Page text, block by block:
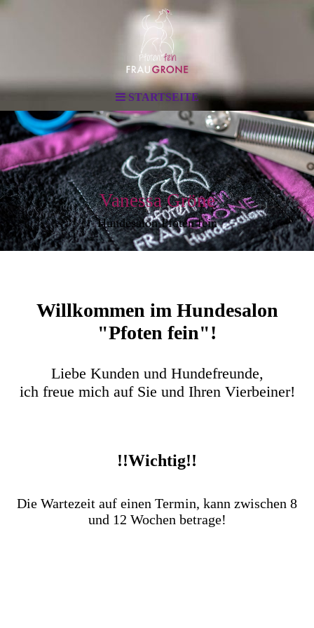
STARTSEITE
Vanessa Gröne
Hundesalon Pfoten fein
Willkommen im Hundesalon
"Pfoten fein"!
Liebe Kunden und Hundefreunde,
ich freue mich auf Sie und Ihren Vierbeiner!
!!Wichtig!!
Die Wartezeit auf einen Termin, kann zwischen 8
und 12 Wochen betrage!